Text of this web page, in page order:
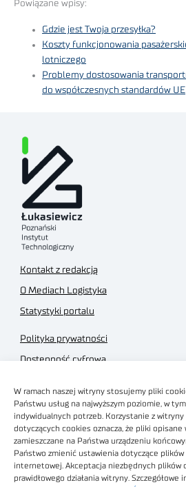
W ramach naszej witryny stosujemy pliki
Państwu usług na najwyższym poziomie, w
indywidualnych potrzeb. Korzystanie z witryny
dotyczących cookies oznacza, że pliki opisane
zamieszczane na Państwa urządzeniu
Państwo zmienić ustawienia dotyczące plików
internetowej. Akceptacja niezbędnych plików
prawidłowego działania witryny.
Powiązane wpisy:
Gdzie jest Twoja przesyłka?
Koszty funkcjonowania
lotniczego
Problemy dostosowania
do współczesnych standardów UE
Kontakt z redakcją
O Mediach Logistyka
Statystyki portalu
Polityka prywatności
Dostępność cyfrowa
Regulamin sklepu
Obrazy stockowe